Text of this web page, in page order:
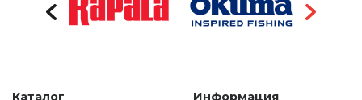
Каталог Информация